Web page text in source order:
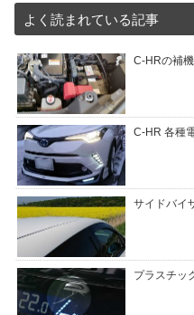
よく読まれている記事
C-HRの補
C-HR 各種
サイドバイ
プラスチッ